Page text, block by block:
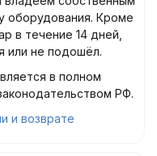
оборудования. Кроме
в течение 14 дней,
или не подошёл.
в полном
РФ.
и возврате